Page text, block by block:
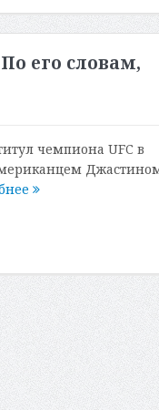
его словам,
чемпиона UFC в